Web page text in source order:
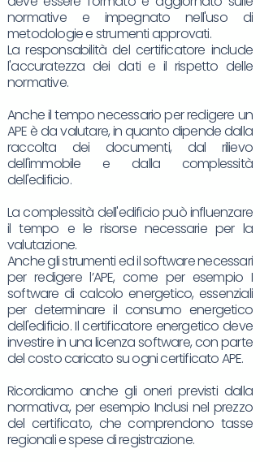
normative e impegnato nell'uso di
metodologie e strumenti approvati.
La responsabilità del certificatore include
l'accuratezza dei dati e il rispetto delle
normative.
Anche il tempo necessario per redigere un
APE è da valutare, in quanto dipende dalla
raccolta dei documenti, dal rilievo
dell'immobile e dalla complessità
dell'edificio.
La complessità dell'edificio può influenzare
il tempo e le risorse necessarie per la
valutazione.
Anche gli strumenti ed il software necessari
per redigere l’APE, come per esempio I
software di calcolo energetico, essenziali
per determinare il consumo energetico
dell'edificio. Il certificatore energetico deve
investire in una licenza software, con parte
del costo caricato su ogni certificato APE.
Ricordiamo anche gli oneri previsti dalla
normativa:, per esempio Inclusi nel prezzo
del certificato, che comprendono tasse
regionali e spese di registrazione.